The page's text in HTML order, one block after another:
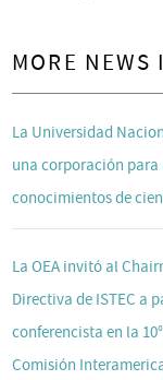
MORE NEWS
La Universidad
una corporación
conocimientos de
La OEA invitó al
Directiva de ISTEC a
conferencista en la
Comisión